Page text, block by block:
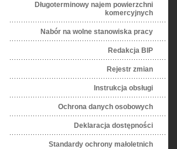
Długoterminowy najem powierzchni
komercyjnych
Nabór na wolne stanowiska pracy
Redakcja BIP
Rejestr zmian
Instrukcja obsługi
Ochrona danych osobowych
Deklaracja dostępności
Standardy ochrony małoletnich